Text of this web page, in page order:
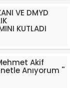
VE DMYD
KUTLADI
Akif
Anıyorum ''